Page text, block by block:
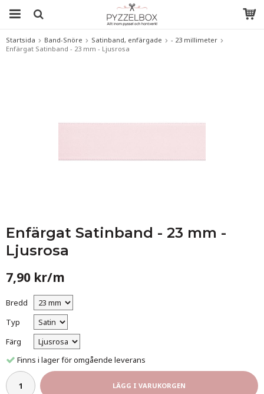
Startsida Band-Snöre Satinband, enfärgade
- 23 millimeter
Enfärgat Satinband - 23 mm - Ljusrosa
Enfärgat Satinband - 23 mm -
Ljusrosa
7,90 kr/m
Bredd
Typ
Färg
Finns i lager för omgående leverans
LÄGG I VARUKORGEN